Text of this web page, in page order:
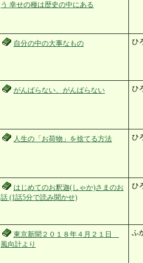
う 幸せの種は歴史の中にある
自分の中の大事なもの ひ
がんばらない、がんばらない ひ
人生の「お荷物」を捨てる方法 ひ
はじめてのお釈迦(しゃか)さまのお
話 (1話5分で読み聞かせ)
ひ
東京新聞２０１８年４月２１日
風向計より
ふ